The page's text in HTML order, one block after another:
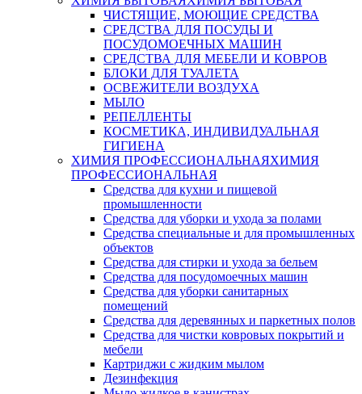
ЧИСТЯЩИЕ, МОЮЩИЕ СРЕДСТВА
СРЕДСТВА ДЛЯ ПОСУДЫ И
ПОСУДОМОЕЧНЫХ МАШИН
СРЕДСТВА ДЛЯ МЕБЕЛИ И КОВРОВ
БЛОКИ ДЛЯ ТУАЛЕТА
ОСВЕЖИТЕЛИ ВОЗДУХА
МЫЛО
РЕПЕЛЛЕНТЫ
КОСМЕТИКА, ИНДИВИДУАЛЬНАЯ
ГИГИЕНА
ХИМИЯ ПРОФЕССИОНАЛЬНАЯХИМИЯ
ПРОФЕССИОНАЛЬНАЯ
Средства для кухни и пищевой
промышленности
Средства для уборки и ухода за полами
Средства специальные и для промышленных
объектов
Средства для стирки и ухода за бельем
Средства для посудомоечных машин
Средства для уборки санитарных
помещений
Средства для деревянных и паркетных полов
Средства для чистки ковровых покрытий и
мебели
Картриджи с жидким мылом
Дезинфекция